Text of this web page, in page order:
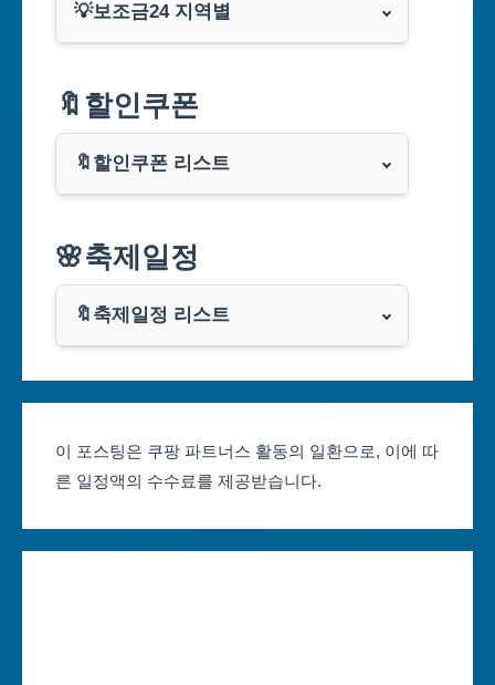
💡보조금24 지역별
부산광역시
대구광역시
인천광역시
광주광역시
대전광역시
🔖할인쿠폰
🔖할인쿠폰 리스트
쿠팡
클룩
🌸축제일정
🔖축제일정 리스트
대구축제 일정
인천축제 일정
이 포스팅은 쿠팡 파트너스 활동의 일환으로, 이에 따
른 일정액의 수수료를 제공받습니다.